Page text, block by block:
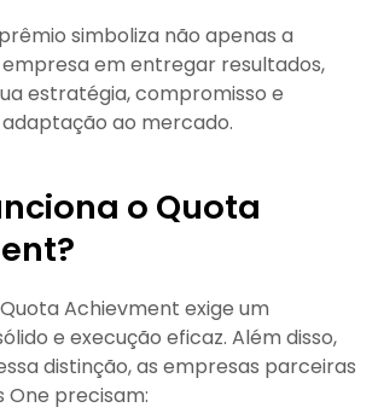
simboliza não apenas a
em entregar resultados,
estratégia, compromisso e
ao mercado.
o Quota
Achievment exige um
e execução eficaz. Além disso,
distinção, as empresas parceiras
One precisam: